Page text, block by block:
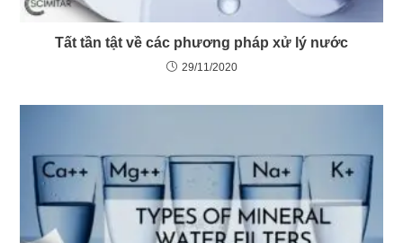
Tất tần tật về các phương pháp xử lý nước
29/11/2020